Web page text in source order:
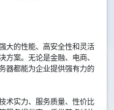
大的性能、高安全性和灵活
方案。无论是金融、电商、
器都能为企业提供强有力的
术实力、服务质量、性价比